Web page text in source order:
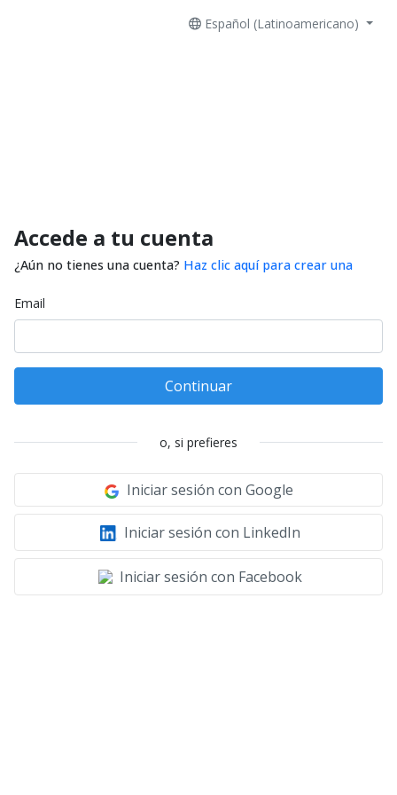
Español (Latinoamericano)
Accede a tu cuenta
¿Aún no tienes una cuenta? Haz clic aquí para crear una
Email
Continuar
o, si prefieres
Iniciar sesión con Google
Iniciar sesión con LinkedIn
Iniciar sesión con Facebook